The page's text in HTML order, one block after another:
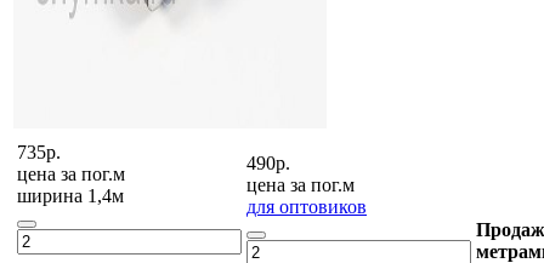
735р.
цена за пог.м
ширина 1,4м
490р.
цена за пог.м
для оптовиков